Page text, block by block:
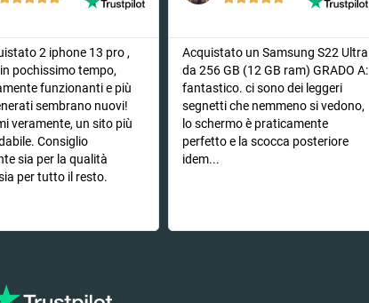
2 iphone 13 pro ,
pochissimo tempo,
funzionanti e più
sembrano nuovi!
veramente, un sito più
Consiglio
sia per la qualità
per tutto il resto.
Acquistato un Samsung S22 Ultra
da 256 GB (12 GB ram) GRADO A:
fantastico. ci sono dei leggeri
segnetti che nemmeno si vedono,
lo schermo è praticamente
perfetto e la scocca posteriore
idem...